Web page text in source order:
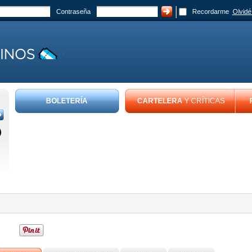
Contraseña Recordarme
BOLETERÍA CARTELERAY CRÍTICAS